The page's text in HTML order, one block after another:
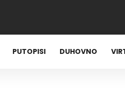
PUTOPISI DUHOVNO